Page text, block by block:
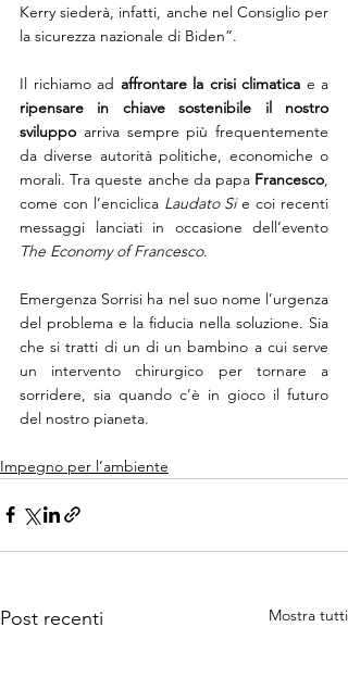
Kerry siederà, infatti, anche nel Consiglio per
la sicurezza nazionale di Biden”.
Il richiamo ad affrontare la crisi climatica
ripensare in chiave sostenibile il nostro
sviluppo arriva sempre più frequentemente
da diverse autorità politiche, economiche o
morali. Tra queste anche da papa Francesco
come con l’enciclica Laudato Si e coi recenti
The Economy of Francesco.
Emergenza Sorrisi ha nel suo nome l’urgenza
del problema e la fiducia nella soluzione. Sia
che si tratti di un di un bambino a cui serve
un intervento chirurgico per tornare a
sorridere, sia quando c’è in gioco il futuro
del nostro pianeta.
Impegno per l’ambiente
Post recenti Mostra tutti